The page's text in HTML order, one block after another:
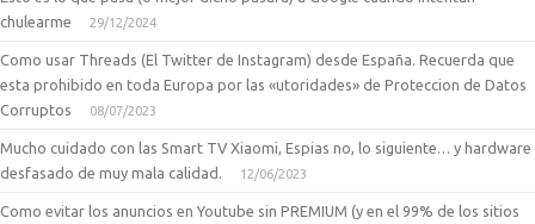
chulearme
29/12/2024
Como usar Threads (El Twitter de Instagram) desde España. Recuerda que
esta prohibido en toda Europa por las «utoridades» de Proteccion de Datos
Corruptos
08/07/2023
Mucho cuidado con las Smart TV Xiaomi, Espias no, lo siguiente… y hardware
desfasado de muy mala calidad.
12/06/2023
Como evitar los anuncios en Youtube sin PREMIUM (y en el 99% de los sitios